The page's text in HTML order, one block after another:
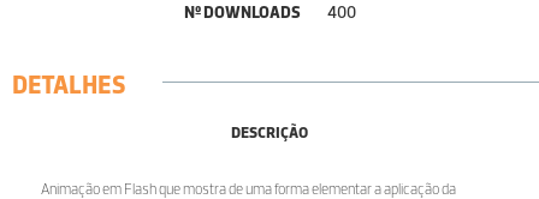
Nº DOWNLOADS 400
DETALHES
DESCRIÇÃO
Animação em Flash que mostra de uma forma elementar a aplicação da